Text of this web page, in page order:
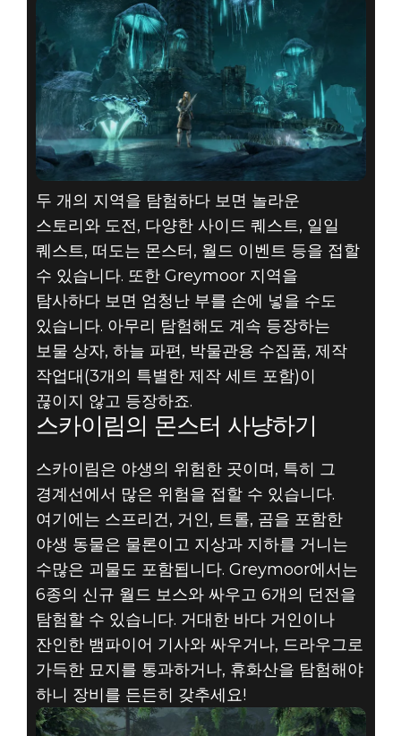
두 개의 지역을 탐험하다 보면 놀라운
스토리와 도전, 다양한 사이드 퀘스트, 일일
퀘스트, 떠도는 몬스터, 월드 이벤트 등을 접할
수 있습니다. 또한 Greymoor 지역을
탐사하다 보면 엄청난 부를 손에 넣을 수도
있습니다. 아무리 탐험해도 계속 등장하는
보물 상자, 하늘 파편, 박물관용 수집품, 제작
작업대(3개의 특별한 제작 세트 포함)이
끊이지 않고 등장하죠.
스카이림의 몬스터 사냥하기
스카이림은 야생의 위험한 곳이며, 특히 그
경계선에서 많은 위험을 접할 수 있습니다.
여기에는 스프리건, 거인, 트롤, 곰을 포함한
야생 동물은 물론이고 지상과 지하를 거니는
수많은 괴물도 포함됩니다. Greymoor에서는
6종의 신규 월드 보스와 싸우고 6개의 던전을
탐험할 수 있습니다. 거대한 바다 거인이나
잔인한 뱀파이어 기사와 싸우거나, 드라우그로
가득한 묘지를 통과하거나, 휴화산을 탐험해야
하니 장비를 든든히 갖추세요!